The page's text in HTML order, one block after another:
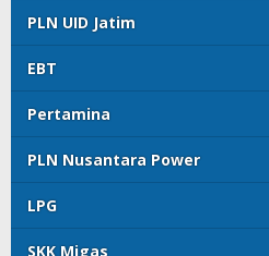
PLN UID Jatim
EBT
Pertamina
PLN Nusantara Power
LPG
SKK Migas